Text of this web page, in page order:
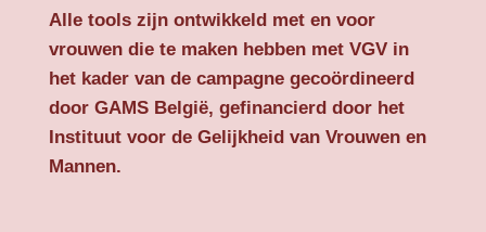
Alle tools zijn ontwikkeld met en voor
vrouwen die te maken hebben met VGV in
het kader van de campagne gecoördineerd
door GAMS België, gefinancierd door het
Instituut voor de Gelijkheid van Vrouwen en
Mannen.